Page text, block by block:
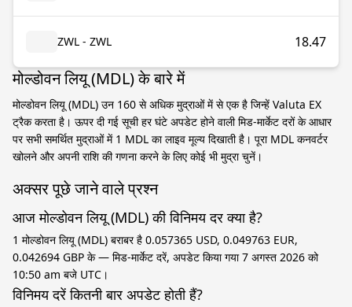
ZWL - ZWL 18.47
मोल्डोवन लियू (MDL) के बारे में
मोल्डोवन लियू (MDL) उन 160 से अधिक मुद्राओं में से एक है जिन्हें Valuta EX
ट्रैक करता है। ऊपर दी गई सूची हर घंटे अपडेट होने वाली मिड-मार्केट दरों के आधार
पर सभी समर्थित मुद्राओं में 1 MDL का लाइव मूल्य दिखाती है। पूरा MDL कनवर्टर
खोलने और अपनी राशि की गणना करने के लिए कोई भी मुद्रा चुनें।
अक्सर पूछे जाने वाले प्रश्न
आज मोल्डोवन लियू (MDL) की विनिमय दर क्या है?
1 मोल्डोवन लियू (MDL) बराबर है 0.057365 USD, 0.049763 EUR,
0.042694 GBP के — मिड-मार्केट दरें, अपडेट किया गया 7 अगस्त 2026 को
10:50 am बजे UTC।
विनिमय दरें कितनी बार अपडेट होती हैं?